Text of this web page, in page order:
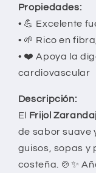
Propiedades:
• 💪 Excelente
• 🌱 Rico en
• ❤️ Apoya la
cardiovascular
Descripción:
El Frijol
de sabor suave
guisos, sopas y
costeña. 🍲✨